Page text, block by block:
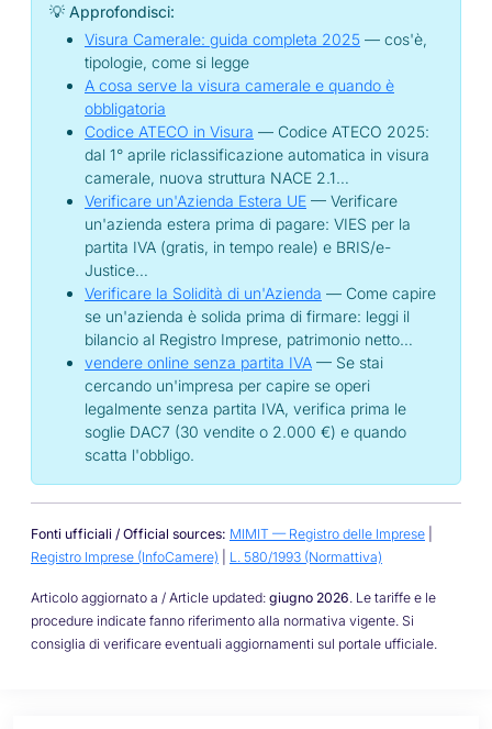
💡 Approfondisci:
Visura Camerale: guida completa 2025 — cos'è,
tipologie, come si legge
A cosa serve la visura camerale e quando è
obbligatoria
Codice ATECO in Visura — Codice ATECO 2025:
dal 1° aprile riclassificazione automatica in visura
camerale, nuova struttura NACE 2.1…
Verificare un'Azienda Estera UE — Verificare
un'azienda estera prima di pagare: VIES per la
partita IVA (gratis, in tempo reale) e BRIS/e-
Justice…
Verificare la Solidità di un'Azienda — Come capire
se un'azienda è solida prima di firmare: leggi il
bilancio al Registro Imprese, patrimonio netto…
vendere online senza partita IVA — Se stai
cercando un'impresa per capire se operi
legalmente senza partita IVA, verifica prima le
soglie DAC7 (30 vendite o 2.000 €) e quando
scatta l'obbligo.
Fonti ufficiali / Official sources: MIMIT — Registro delle Imprese
Registro Imprese (InfoCamere)
L. 580/1993 (Normattiva)
Articolo aggiornato a / Article updated: giugno 2026. Le tariffe e le
procedure indicate fanno riferimento alla normativa vigente. Si
consiglia di verificare eventuali aggiornamenti sul portale ufficiale.